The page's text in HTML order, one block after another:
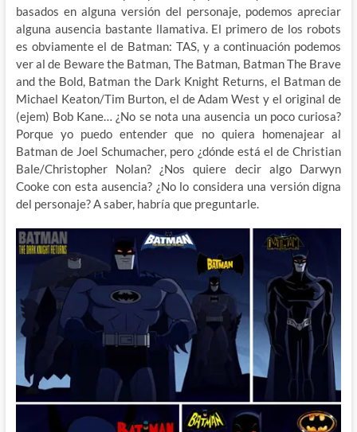
basados en alguna versión del personaje, podemos apreciar
alguna ausencia bastante llamativa. El primero de los robots
es obviamente el de Batman: TAS, y a continuación podemos
ver al de Beware the Batman, The Batman, Batman The Brave
and the Bold, Batman the Dark Knight Returns, el Batman de
Michael Keaton/Tim Burton, el de Adam West y el original de
(ejem) Bob Kane… ¿No se nota una ausencia un poco curiosa?
Porque yo puedo entender que no quiera homenajear al
Batman de Joel Schumacher, pero ¿dónde está el de Christian
Bale/Christopher Nolan? ¿Nos quiere decir algo Darwyn
Cooke con esta ausencia? ¿No lo considera una versión digna
del personaje? A saber, habría que preguntarle.